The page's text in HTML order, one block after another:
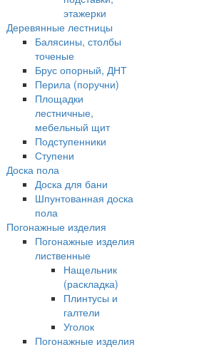
этажерки
Деревянные лестницы
Балясины, столбы
точеные
Брус опорный, ДНТ
Перила (поручни)
Площадки
лестничные,
мебельный щит
Подступенники
Ступени
Доска пола
Доска для бани
Шпунтованная доска
пола
Погонажные изделия
Погонажные изделия
лиственные
Нащельник
(раскладка)
Плинтусы и
галтели
Уголок
Погонажные изделия